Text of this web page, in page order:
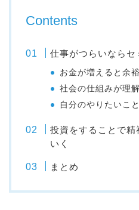
Contents
仕事がつらいならセ
お金が増えると余
社会の仕組みが理
自分のやりたいこ
投資をすることで精
いく
まとめ